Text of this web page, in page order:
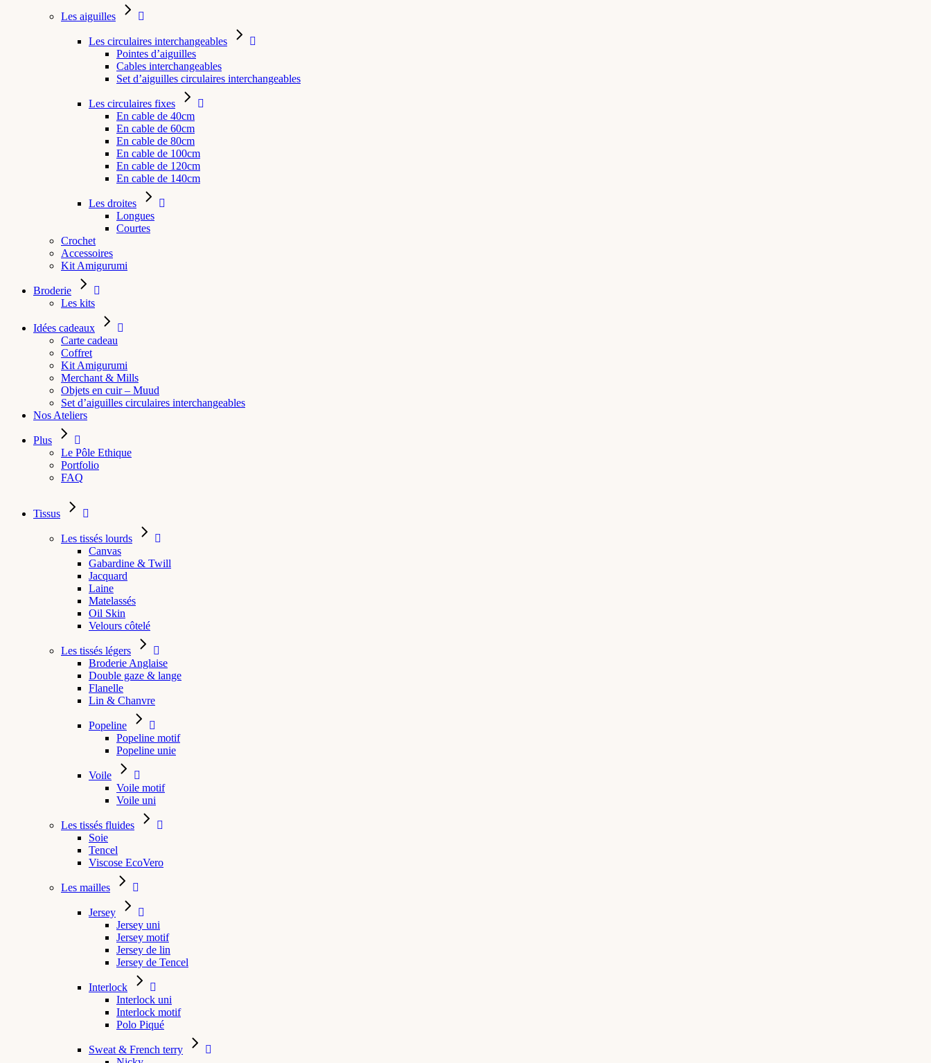
Les aiguilles
Les circulaires interchangeables
Pointes d’aiguilles
Cables interchangeables
Set d’aiguilles circulaires interchangeables
Les circulaires fixes
En cable de 40cm
En cable de 60cm
En cable de 80cm
En cable de 100cm
En cable de 120cm
En cable de 140cm
Les droites
Longues
Courtes
Crochet
Accessoires
Kit Amigurumi
Broderie
Les kits
Idées cadeaux
Carte cadeau
Coffret
Kit Amigurumi
Merchant & Mills
Objets en cuir – Muud
Set d’aiguilles circulaires interchangeables
Nos Ateliers
Plus
Le Pôle Ethique
Portfolio
FAQ
Tissus
Les tissés lourds
Canvas
Gabardine & Twill
Jacquard
Laine
Matelassés
Oil Skin
Velours côtelé
Les tissés légers
Broderie Anglaise
Double gaze & lange
Flanelle
Lin & Chanvre
Popeline
Popeline motif
Popeline unie
Voile
Voile motif
Voile uni
Les tissés fluides
Soie
Tencel
Viscose EcoVero
Les mailles
Jersey
Jersey uni
Jersey motif
Jersey de lin
Jersey de Tencel
Interlock
Interlock uni
Interlock motif
Polo Piqué
Sweat & French terry